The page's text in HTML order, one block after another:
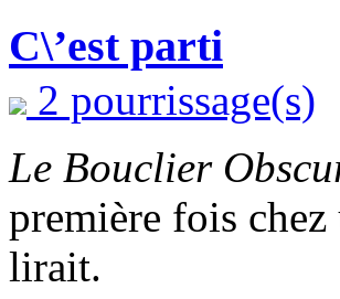
C\’est parti
2 pourrissage(s)
Le Bouclier
première fois
lirait.